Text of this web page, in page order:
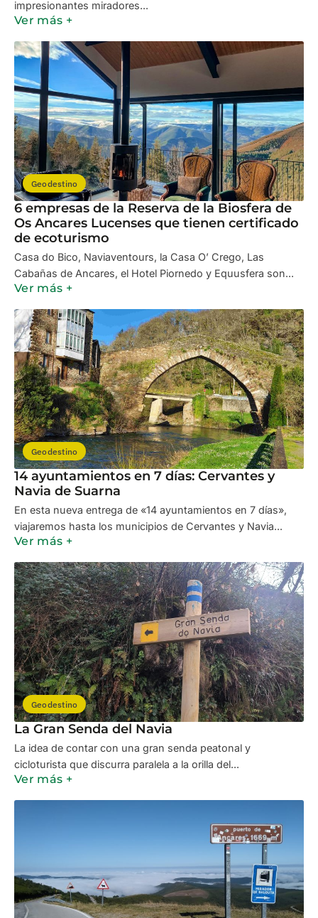
impresionantes miradores...
Ver más +
Geodestino
6 empresas de la Reserva de la Biosfera de
Os Ancares Lucenses que tienen certificado
de ecoturismo
Casa do Bico, Naviaventours, la Casa O’ Crego, Las
Cabañas de Ancares, el Hotel Piornedo y Equusfera son...
Ver más +
Geodestino
14 ayuntamientos en 7 días: Cervantes y
Navia de Suarna
En esta nueva entrega de «14 ayuntamientos en 7 días»,
viajaremos hasta los municipios de Cervantes y Navia...
Ver más +
Geodestino
La Gran Senda del Navia
La idea de contar con una gran senda peatonal y
cicloturista que discurra paralela a la orilla del...
Ver más +